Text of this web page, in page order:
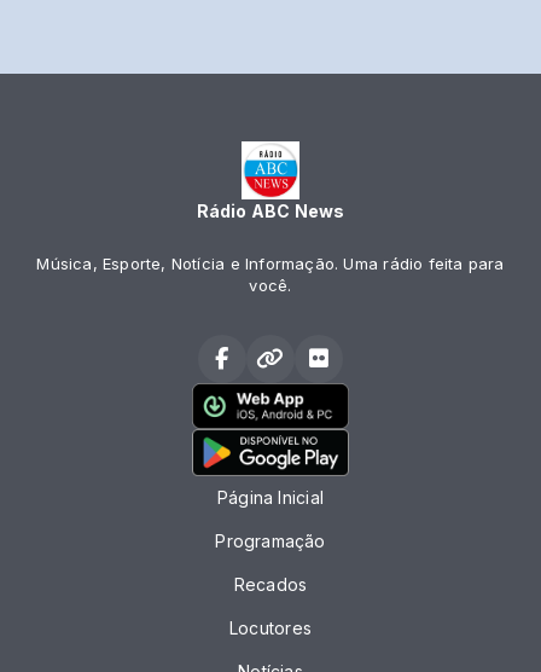
Rádio ABC News
Música, Esporte, Notícia e Informação. Uma rádio feita para
você.
Página Inicial
Programação
Recados
Locutores